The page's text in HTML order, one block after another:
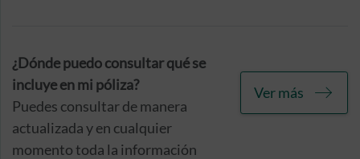
los 10 años, lo más conveniente
es que optes por unseguro a
tercerosbásico o aterceros con
lunas.
¿Dónde puedo consultar qué se
incluye en mi póliza?
Puedes consultar de manera
actualizada y en cualquier
momento toda la información
Ver más